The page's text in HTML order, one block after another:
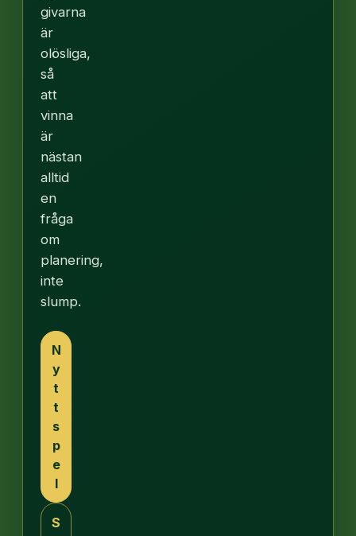
givarna
är
olösliga,
så
att
vinna
är
nästan
alltid
en
fråga
om
planering,
inte
slump.
N
y
t
t
s
p
e
l
S